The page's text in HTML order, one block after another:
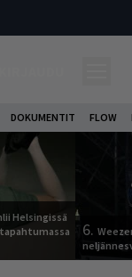
DOKUMENTIT FLOW
Helsingissä
6.